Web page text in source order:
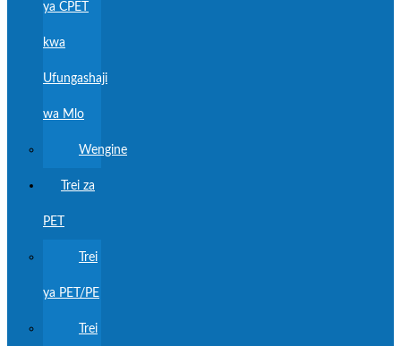
ya CPET
kwa
Ufungashaji
wa Mlo
Wengine
Trei za
PET
Trei
ya PET/PE
Trei